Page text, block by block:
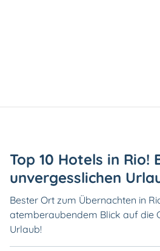
Top 10 Hotels in
unvergesslichen
Bester Ort zum Übernachten in
atemberaubendem Blick auf die
Urlaub!